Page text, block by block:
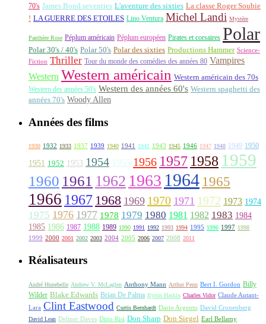
70's James Bond seventies L'aventure des sixties La classe Roger Soubie
! LA GUERRE DES ETOILES Lino Ventura Michel Landi Mystère
Panthère Rose Péplum américain Péplum européen Pirates et corsaires Polar
Polar 30's / 40's Polar 50's Polar des sixties Productions Hammer Science-
Fiction Thriller Tour du monde des comédies des années 80 Vampires
Western Western américain Western américain des 70s
Western des années 50's Western des années 60's Western spaghetti des
années 70's Woody Allen
Années des films
1930 1932 1933 1937 1939 1940 1941 1942 1943 1945 1946 1947 1948 1949 1950
1951 1952 1953 1954 1955 1956 1957 1958 1959
1960 1961 1962 1963 1964 1965
1966 1967 1968 1969 1970 1971 1972 1973 1974
1975 1976 1977 1978 1979 1980 1981 1982 1983 1984
1985 1986 1987 1988 1989 1990 1991 1992 1993 1994 1995 1996 1997 1998
1999 2000 2001 2002 2003 2004 2005 2006 2007 2008 2011
Réalisateurs
André Hunebelle Andrew V. McLaglen Anthony Mann Arthur Penn Bert I. Gordon Billy
Wilder Blake Edwards Brian De Palma Byron Haskin Charles Vidor Claude Autant-
Lara Clint Eastwood Curtis Bernhardt Dario Argento David Cronenberg
David Lean Delmer Daves Dino Risi Don Sharp Don Siegel Earl Bellamy